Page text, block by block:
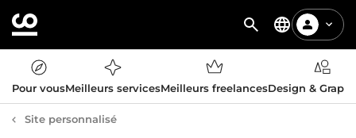
Pour vousMeilleurs servicesMeilleurs freelancesDesign &
Site personnalisé